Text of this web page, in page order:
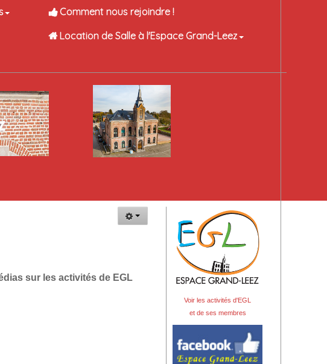
Comment nous rejoindre !
Location de Salle à l'Espace Grand-Leez
sur les activités de EGL
Voir les activités d'EGL
et de ses membres